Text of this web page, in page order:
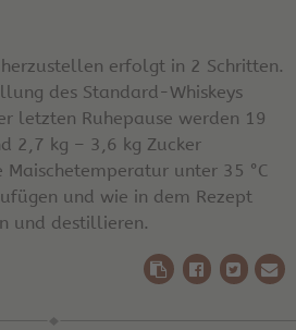
herzustellen erfolgt in 2 Schritten.
des Standard-Whiskeys
letzten Ruhepause werden 19
2,7 kg – 3,6 kg Zucker
Maischetemperatur unter 35 °C
und wie in dem Rezept
und destillieren.